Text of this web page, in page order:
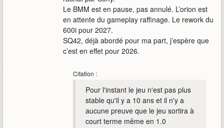
Le BMM est en pause, pas annulé. L’orion est
en attente du gameplay raffinage. Le rework du
600i pour 2027.
SQ42, déjà abordé pour ma part, j’espère que
c’est en effet pour 2026.
Citation :
Pour l'instant le jeu n'est pas plus
stable qu'il y a 10 ans et il n'y a
aucune preuve que le jeu sortira à
court terme même en 1.0